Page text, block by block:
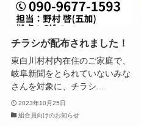
チラシが配布されました！
東白川村村内在住のご家庭で、
岐阜新聞をとられていないみな
さんを対象に、チラシ...
2023年10月25日
組合員向けのお知らせ